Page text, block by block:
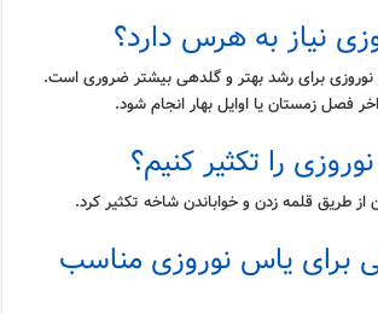
نیاز به هرس دارد؟
برای رشد بهتر و گلدهی بیشتر ضروری است.
فصل زمستان یا اوایل بهار انجام شود.
را تکثیر کنیم؟
از طریق قلمه زدن و خواباندن شاخه تکثیر کرد.
برای یاس نوروزی مناسب